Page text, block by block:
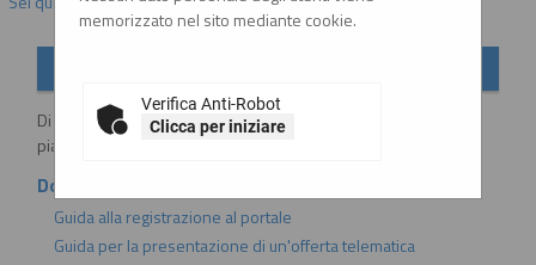
memorizzato nel sito mediante cookie.
Verifica Anti-Robot
Clicca per iniziare
Di seguito si riportano i manuali di supporto per operare con la
piattaforma telematica dell'Ente.
Documenti
Guida alla registrazione al portale
Guida per la presentazione di un'offerta telematica